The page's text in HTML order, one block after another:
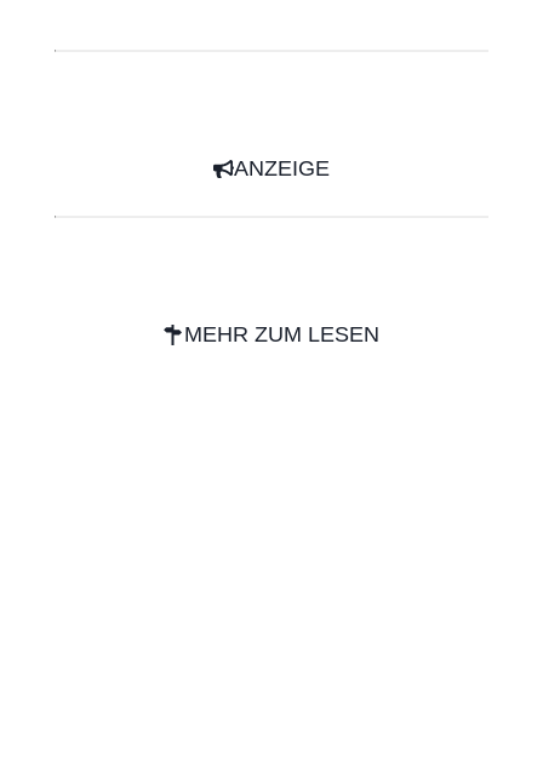
ANZEIGE
MEHR ZUM LESEN